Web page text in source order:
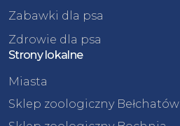
Zabawki dla psa
Zdrowie dla psa
Strony lokalne
Miasta
Sklep zoologiczny Bełchatów